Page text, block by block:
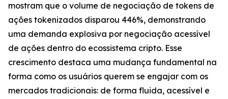
mostram que o volume de negociação de tokens de
ações tokenizados disparou 446%, demonstrando
uma demanda explosiva por negociação acessível
de ações dentro do ecossistema cripto. Esse
crescimento destaca uma mudança fundamental na
forma como os usuários querem se engajar com os
mercados tradicionais: de forma fluida, acessível e